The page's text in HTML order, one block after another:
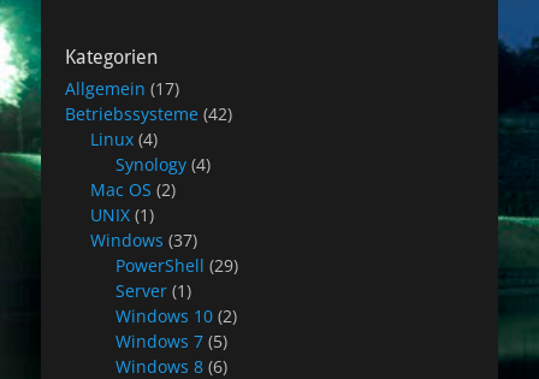
Kategorien
Allgemein (17)
Betriebssysteme (42)
Linux (4)
Synology (4)
Mac OS (2)
UNIX (1)
Windows (37)
PowerShell (29)
Server (1)
Windows 10 (2)
Windows 7 (5)
Windows 8 (6)